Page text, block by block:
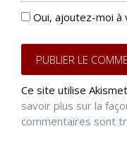
Oui, ajoutez-moi
Ce site utilise
savoir plus sur la
commentaires sont